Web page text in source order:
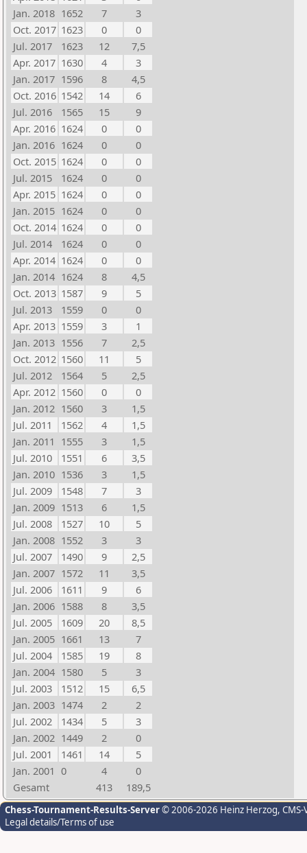
Jan. 2018 1652 7
3
Oct. 2017 1623 0
0
Jul. 2017
1623 12
7,5
Apr. 2017 1630 4
3
Jan. 2017 1596 8
4,5
Oct. 2016 1542 14
6
Jul. 2016
1565 15
9
Apr. 2016 1624 0
0
Jan. 2016 1624 0
0
Oct. 2015 1624 0
0
Jul. 2015
1624 0
0
Apr. 2015 1624 0
0
Jan. 2015 1624 0
0
Oct. 2014 1624 0
0
Jul. 2014
1624 0
0
Apr. 2014 1624 0
0
Jan. 2014 1624 8
4,5
Oct. 2013 1587 9
5
Jul. 2013
1559 0
0
Apr. 2013 1559 3
1
Jan. 2013 1556 7
2,5
Oct. 2012 1560 11
5
Jul. 2012
1564 5
2,5
Apr. 2012 1560 0
0
Jan. 2012 1560 3
1,5
Jul. 2011
1562 4
1,5
Jan. 2011 1555 3
1,5
Jul. 2010
1551 6
3,5
Jan. 2010 1536 3
1,5
Jul. 2009
1548 7
3
Jan. 2009 1513 6
1,5
Jul. 2008
1527 10
5
Jan. 2008 1552 3
3
Jul. 2007
1490 9
2,5
Jan. 2007 1572 11
3,5
Jul. 2006
1611 9
6
Jan. 2006 1588 8
3,5
Jul. 2005
1609 20
8,5
Jan. 2005 1661 13
7
Jul. 2004
1585 19
8
Jan. 2004 1580 5
3
Jul. 2003
1512 15
6,5
Jan. 2003 1474 2
2
Jul. 2002
1434 5
3
Jan. 2002 1449 2
0
Jul. 2001
1461 14
5
Jan. 2001 0 4
0
Gesamt
413 189,5
Chess-Tournament-Results-Server© 2006-2026 Heinz Herzog,
Legal details/Terms of use